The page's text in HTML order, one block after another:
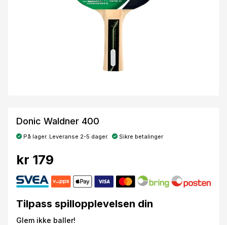
Donic Waldner 400
På lager. Leveranse 2-5 dager. Sikre betalinger
kr 179
Tilpass spillopplevelsen din
Glem ikke baller!